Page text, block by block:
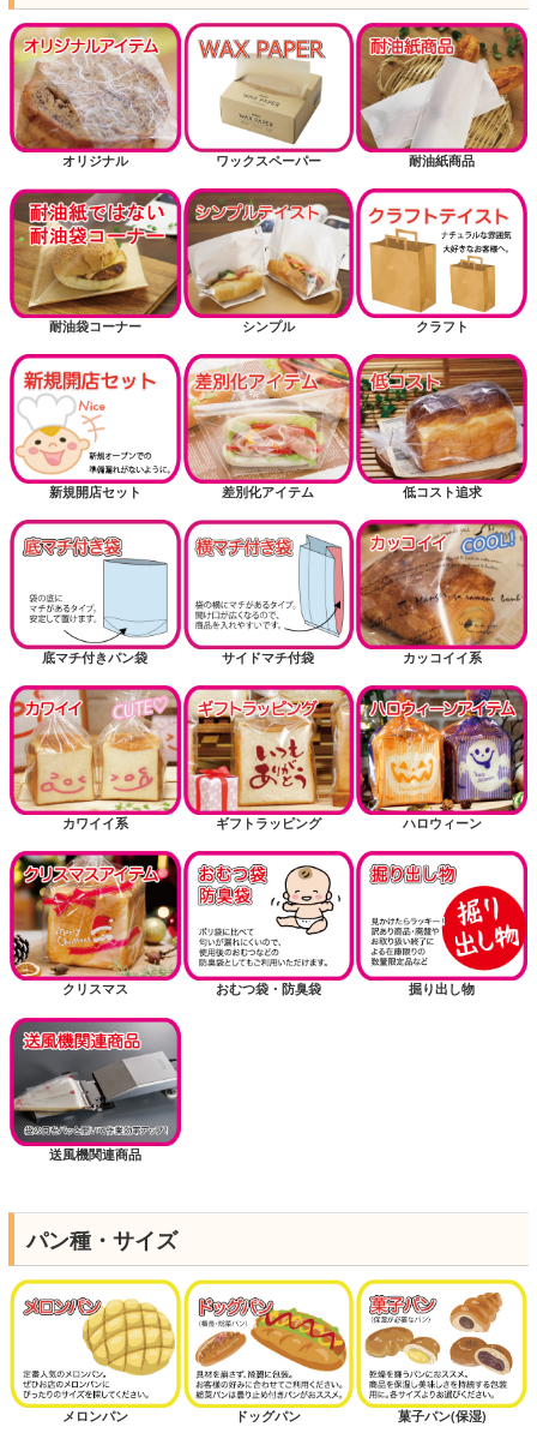
オリジナル ワックスペーパー 耐油紙商品
耐油袋コーナー シンプル クラフト
新規開店セット 差別化アイテム 低コスト追求
底マチ付きパン袋 サイドマチ付袋 カッコイイ系
カワイイ系 ギフトラッピング ハロウィーン
クリスマス おむつ袋・防臭袋 掘り出し物
送風機関連商品
パン種・サイズ
メロンパン ドッグパン 菓子パン(保湿)